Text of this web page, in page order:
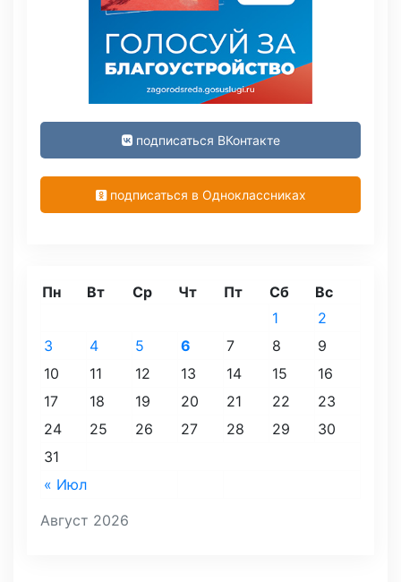
подписаться ВКонтакте
подписаться в Одноклассниках
Август 2026
Пн Вт Ср Чт Пт Сб Вс
« Июл
1
2
3
4 5 6 7 8
9
10
11 12 13 14 15
16
17
18 19 20 21 22
23
24
25 26 27 28 29
30
31